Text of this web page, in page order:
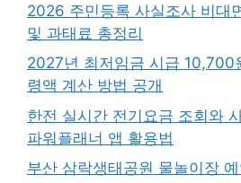
2026 주민등록 사실조사 비대
및 과태료 총정리
2027년 최저임금 시급 10,700
령액 계산 방법 공개
한전 실시간 전기요금 조회와
파워플래너 앱 활용법
부산 삼락생태공원 물놀이장